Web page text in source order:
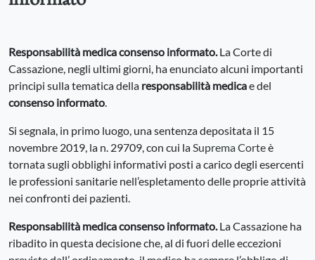
Responsabilità medica consenso informato.La Corte di
Cassazione, negli ultimi giorni, ha enunciato alcuni importanti
principi sulla tematica della responsabilità medicae del
consenso informato.
Si segnala, in primo luogo, una sentenza depositata il 15
novembre 2019, la n. 29709, con cui laSuprema Corteè
tornata sugli obblighi informativi posti a carico degli esercenti
le professioni sanitarie nell’espletamento delle proprie attività
nei confronti dei pazienti.
Responsabilità medica consenso informato.La Cassazione ha
ribadito in questa decisione che, al di fuori delle eccezioni